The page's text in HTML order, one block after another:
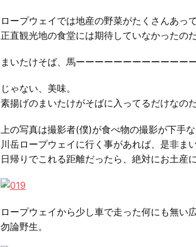
ロープウェイでは地産の野菜がたくさんあっ
正直観光地の食堂には期待していなかったのだ
まいたけそば、馬ーーーーーーーーーーーー
じゃない、美味。
素揚げのまいたけがそばに入ってるだけなの
上の写真は撮影者(僕)が食べ物の撮影が下手
川岳ロープウェイに行く事があれば、是非ま
日帰りでこれる距離だったら、絶対にお土産
ロープウェイから少し車で走った何にも無い
勿論野生。